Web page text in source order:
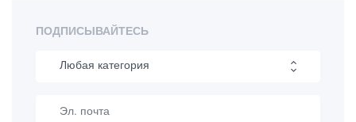
ПОДПИСЫВАЙТЕСЬ
Любая категория